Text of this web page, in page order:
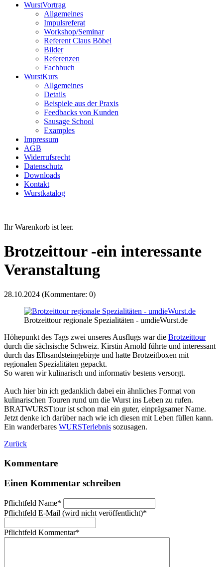
WurstVortrag
Allgemeines
Impulsreferat
Workshop/Seminar
Referent Claus Böbel
Bilder
Referenzen
Fachbuch
WurstKurs
Allgemeines
Details
Beispiele aus der Praxis
Feedbacks von Kunden
Sausage School
Examples
Impressum
AGB
Widerrufsrecht
Datenschutz
Downloads
Kontakt
Wurstkatalog
Ihr Warenkorb ist leer.
Brotzeittour -ein interessante
Veranstaltung
28.10.2024 (Kommentare: 0)
Brotzeittour regionale Spezialitäten - umdieWurst.de
Höhepunkt des Tags zwei unseres Ausflugs war die Brotzeittour
durch die sächsische Schweiz. Kirstin Arnold führte und interessant
durch das Elbsandsteingebirge und hatte Brotzeitboxen mit
regionalen Spezialitäten gepackt.
So waren wir kulinarisch und informativ bestens versorgt.
Auch hier bin ich gedanklich dabei ein ähnliches Format von
kulinarischen Touren rund um die Wurst ins Leben zu rufen.
BRATWURSTtour ist schon mal ein guter, einprägsamer Name.
Jetzt denke ich darüber nach wie ich diesen mit Leben füllen kann.
Ein wanderbares WURSTerlebnis sozusagen.
Zurück
Kommentare
Einen Kommentar schreiben
Pflichtfeld Name*
Pflichtfeld E-Mail (wird nicht veröffentlicht)*
Pflichtfeld Kommentar*